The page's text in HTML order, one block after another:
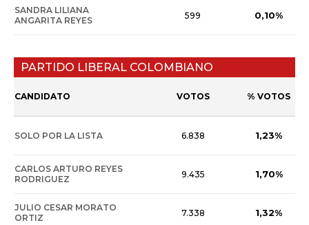
SANDRA LILIANA
ANGARITA REYES
599 0,10%
PARTIDO LIBERAL COLOMBIANO
CANDIDATO VOTOS % VOTOS
SOLO POR LA LISTA 6.838 1,23%
CARLOS ARTURO REYES
RODRIGUEZ
9.435 1,70%
JULIO CESAR MORATO
ORTIZ
7.338 1,32%